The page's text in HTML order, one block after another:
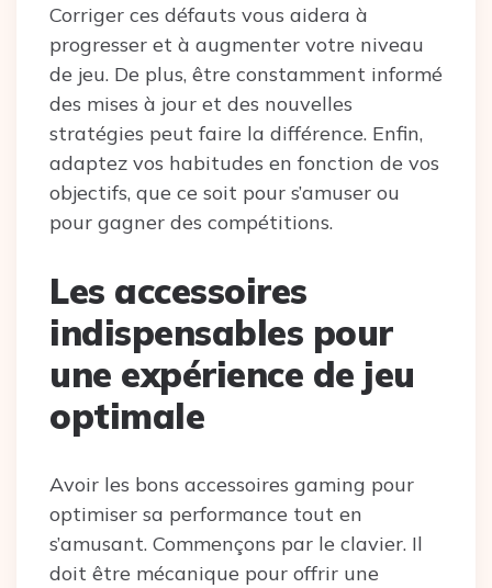
Corriger ces défauts vous aidera à
progresser et à augmenter votre niveau
de jeu. De plus, être constamment informé
des mises à jour et des nouvelles
stratégies peut faire la différence. Enfin,
adaptez vos habitudes en fonction de vos
objectifs, que ce soit pour s’amuser ou
pour gagner des compétitions.
Les accessoires
indispensables pour
une expérience de jeu
optimale
Avoir les bons accessoires gaming pour
optimiser sa performance tout en
s’amusant. Commençons par le clavier. Il
doit être mécanique pour offrir une